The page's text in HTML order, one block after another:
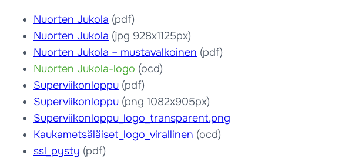
Nuorten Jukola (pdf)
Nuorten Jukola (jpg 928x1125px)
Nuorten Jukola – mustavalkoinen (pdf)
Nuorten Jukola-logo (ocd)
Superviikonloppu (pdf)
Superviikonloppu (png 1082x905px)
Superviikonloppu_logo_transparent.png
Kaukametsäläiset_logo_virallinen (ocd)
ssl_pysty (pdf)